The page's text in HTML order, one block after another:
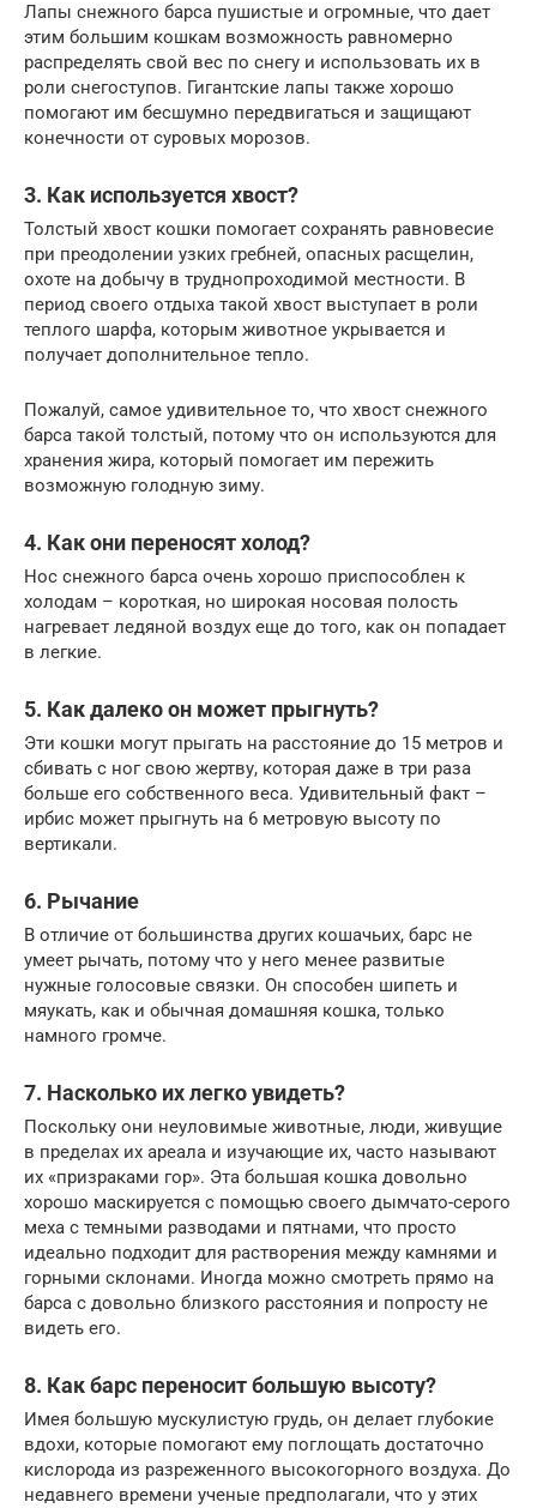
Лапы снежного барса пушистые и огромные, что дает
этим большим кошкам возможность равномерно
распределять свой вес по снегу и использовать их в
роли снегоступов. Гигантские лапы также хорошо
помогают им бесшумно передвигаться и защищают
конечности от суровых морозов.
3. Как используется хвост?
Толстый хвост кошки помогает сохранять равновесие
при преодолении узких гребней, опасных расщелин,
охоте на добычу в труднопроходимой местности. В
период своего отдыха такой хвост выступает в роли
теплого шарфа, которым животное укрывается и
получает дополнительное тепло.
Пожалуй, самое удивительное то, что хвост снежного
барса такой толстый, потому что он используются для
хранения жира, который помогает им пережить
возможную голодную зиму.
4. Как они переносят холод?
Нос снежного барса очень хорошо приспособлен к
холодам – короткая, но широкая носовая полость
нагревает ледяной воздух еще до того, как он попадает
в легкие.
5. Как далеко он может прыгнуть?
Эти кошки могут прыгать на расстояние до 15 метров и
сбивать с ног свою жертву, которая даже в три раза
больше его собственного веса. Удивительный факт –
ирбис может прыгнуть на 6 метровую высоту по
вертикали.
6. Рычание
В отличие от большинства других кошачьих, барс не
умеет рычать, потому что у него менее развитые
нужные голосовые связки. Он способен шипеть и
мяукать, как и обычная домашняя кошка, только
намного громче.
7. Насколько их легко увидеть?
Поскольку они неуловимые животные, люди, живущие
в пределах их ареала и изучающие их, часто называют
их «призраками гор». Эта большая кошка довольно
хорошо маскируется с помощью своего дымчато-серого
меха с темными разводами и пятнами, что просто
идеально подходит для растворения между камнями и
горными склонами. Иногда можно смотреть прямо на
барса с довольно близкого расстояния и попросту не
видеть его.
8. Как барс переносит большую высоту?
Имея большую мускулистую грудь, он делает глубокие
вдохи, которые помогают ему поглощать достаточно
кислорода из разреженного высокогорного воздуха. До
недавнего времени ученые предполагали, что у этих